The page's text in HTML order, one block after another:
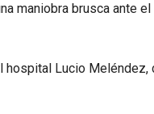
maniobra brusca ante
Lucio